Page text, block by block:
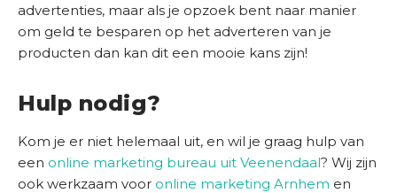
advertenties, maar als je opzoek bent naar manier
om geld te besparen op het adverteren van je
producten dan kan dit een mooie kans zijn!
Hulp nodig?
Kom je er niet helemaal uit, en wil je graag hulp van
een online marketing bureau uit Veenendaal? Wij zijn
ook werkzaam voor online marketing Arnhem en